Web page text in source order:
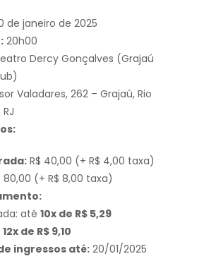
de janeiro de 2025
20h00
Dercy Gonçalves (Grajaú
Valadares, 262 – Grajaú, Rio
R$ 40,00 (+ R$ 4,00 taxa)
80,00 (+ R$ 8,00 taxa)
até 10x de R$ 5,29
12x de R$ 9,10
ingressos até: 20/01/2025